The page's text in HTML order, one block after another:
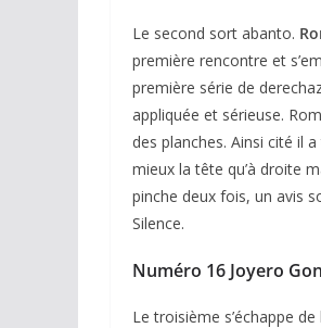
Le second sort abanto.
première rencontre et
première série de
appliquée et sérieuse.
des planches. Ainsi cité il
mieux la tête qu’à droite
pinche deux fois, un avis
Silence.
Numéro 16 Joyero
Le troisième s’échappe de